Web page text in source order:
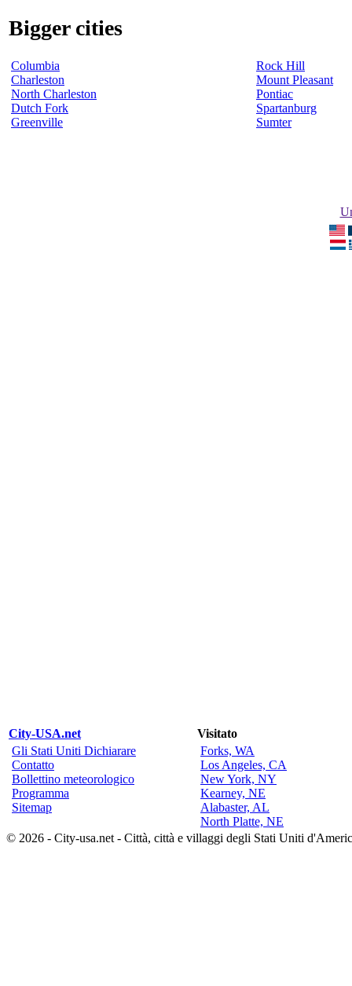
Bigger cities
Columbia
Charleston
North Charleston
Dutch Fork
Greenville
Rock Hill
Mount Pleasant
Pontiac
Spartanburg
Sumter
City-USA.net
Visitato
Gli Stati Uniti Dichiarare
Contatto
Bollettino meteorologico
Programma
Sitemap
Forks, WA
Los Angeles, CA
New York, NY
Kearney, NE
Alabaster, AL
North Platte, NE
© 2026 - City-usa.net - Città, città e villaggi degli Stati Uniti